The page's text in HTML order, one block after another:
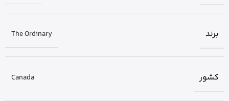
برند The Ordinary
کشور Canada